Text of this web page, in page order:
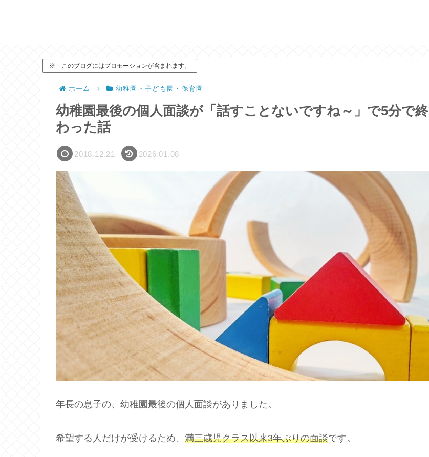
※ このブログにはプロモーションが含まれます。
ホーム 幼稚園・子ども園・保育園
幼稚園最後の個人面談が「話すことないですね～」で5分で終
わった話
2018.12.21 2026.01.08
年長の息子の、幼稚園最後の個人面談がありました。
希望する人だけが受けるため、 満三歳児クラス以来3年ぶりの面談です。